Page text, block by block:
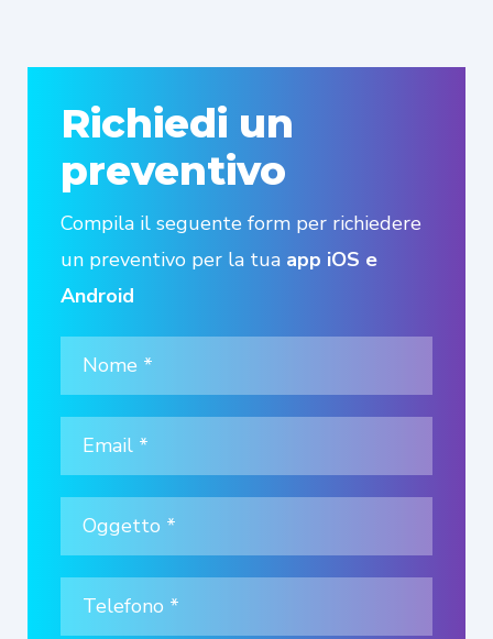
Richiedi un
preventivo
Compila il seguente form per richiedere
un preventivo per la tua app iOS e
Android